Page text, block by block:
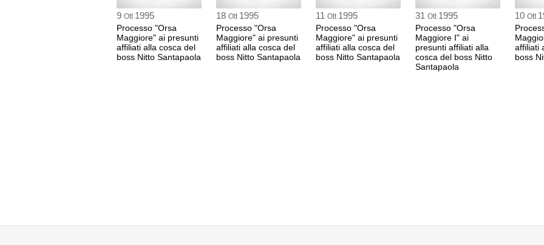
dott. proc., parte
0:17 Durata: 1 min
FRANCESCO
9 Ott 1995
Processo "Orsa
Maggiore" ai presunti
affiliati alla cosca del
boss Nitto Santapaola
18 Ott 1995
Processo "Orsa
Maggiore" ai presunti
affiliati alla cosca del
boss Nitto Santapaola
11 Ott 1995
Processo "Orsa
Maggiore" ai presunti
affiliati alla cosca del
boss Nitto Santapaola
31 Ott 1995
Processo "Orsa
Maggiore I" ai
presunti affiliati alla
cosca del boss Nitto
Santapaola
10 Ott
affiliati
boss